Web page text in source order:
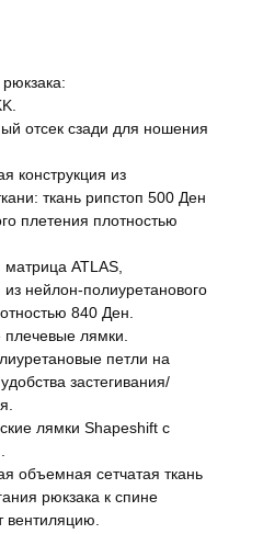
отсек сзади для ношения
конструкция из
ткань рипстоп 500 Ден
плетения плотностью
ATLAS,
нейлон-полиуретанового
840 Ден.
лямки.
петли на
застегивания/
лямки Shapeshift с
объемная сетчатая ткань
рюкзака к спине
вентиляцию.